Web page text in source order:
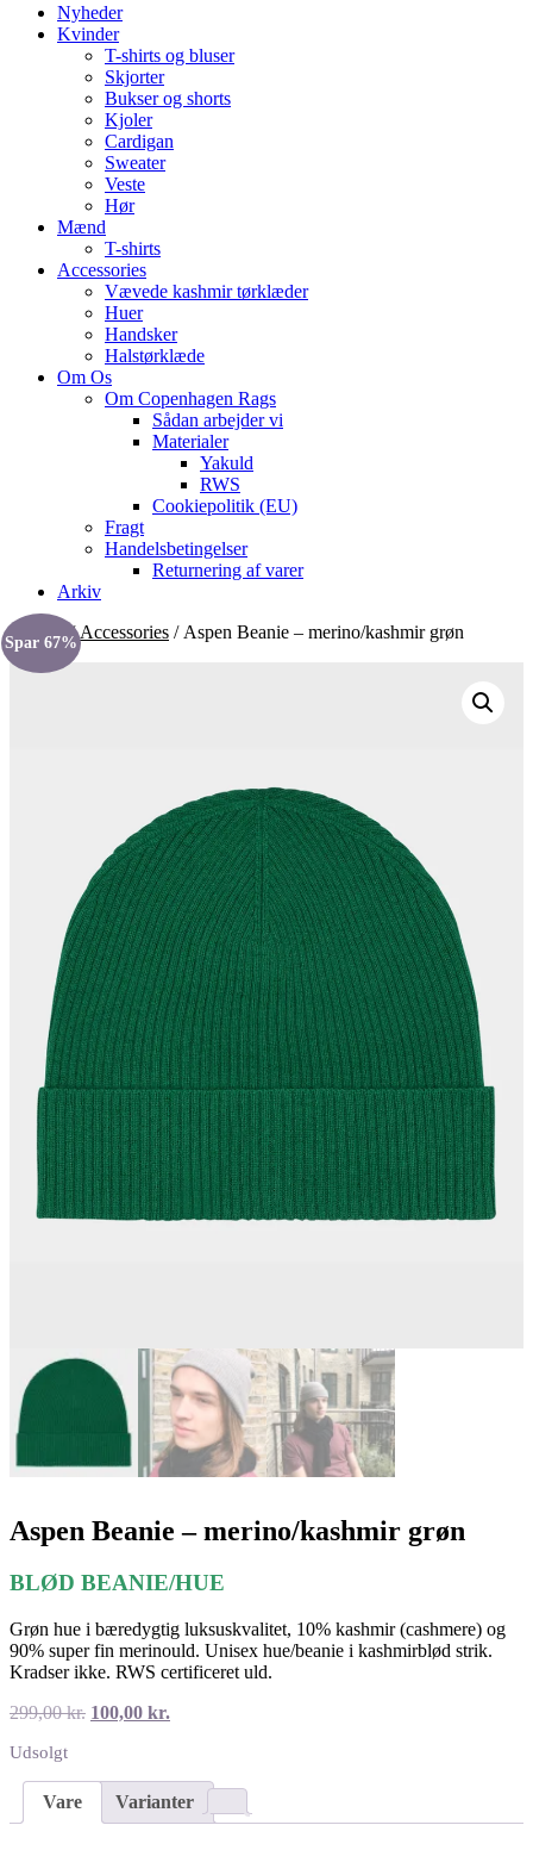
Nyheder
Kvinder
T-shirts og bluser
Skjorter
Bukser og shorts
Kjoler
Cardigan
Sweater
Veste
Hør
Mænd
T-shirts
Accessories
Vævede kashmir tørklæder
Huer
Handsker
Halstørklæde
Om Os
Om Copenhagen Rags
Sådan arbejder vi
Materialer
Yakuld
RWS
Cookiepolitik (EU)
Fragt
Handelsbetingelser
Returnering af varer
Arkiv
Forside/Accessories / Aspen Beanie – merino/kashmir grøn
Spar 67%
Aspen Beanie – merino/kashmir grøn
BLØD BEANIE/HUE
Grøn hue i bæredygtig luksuskvalitet, 10% kashmir (cashmere) og
90% super fin merinould. Unisex hue/beanie i kashmirblød strik.
Kradser ikke. RWS certificeret uld.
299,00kr. Den
299,00 kr..
100,00 kr.
100,00 kr..
Udsolgt
Vare Varianter